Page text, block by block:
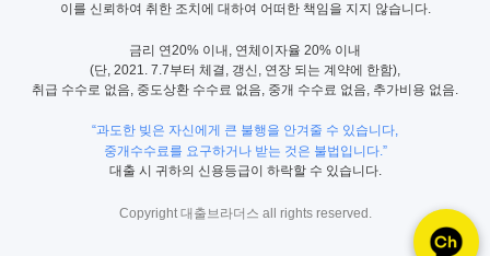
이를 신뢰하여 취한 조치에 대하여 어떠한 책임을 지지 않습니다.
금리 연20% 이내, 연체이자율 20% 이내
(단, 2021. 7.7부터 체결, 갱신, 연장 되는 계약에 한함),
취급 수수로 없음, 중도상환 수수료 없음, 중개 수수료 없음, 추가비용 없음.
“과도한 빚은 자신에게 큰 불행을 안겨줄 수 있습니다,
중개수수료를 요구하거나 받는 것은 불법입니다.”
대출 시 귀하의 신용등급이 하락할 수 있습니다.
Copyright 대출브라더스 all rights reserved.